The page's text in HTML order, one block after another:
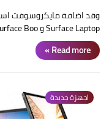
وقد اضافة مايكروسوفت
Surface Laptop و Surface Boo…
Read more »
اجهزة جديدة